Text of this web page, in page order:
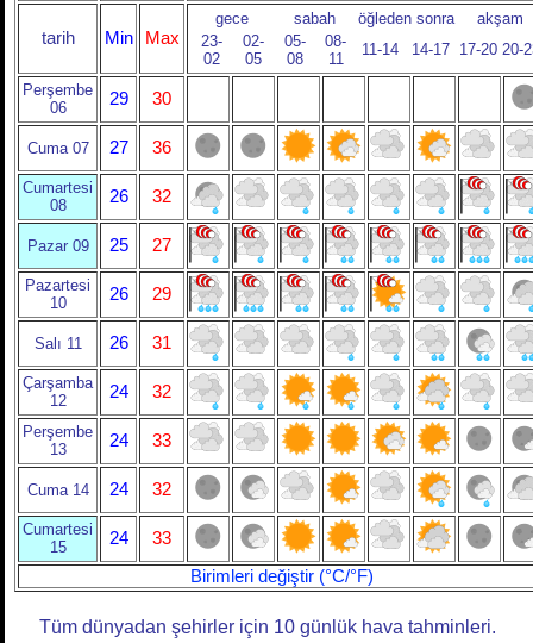
tarih Min Max
gece sabah öğleden sonra
akşam
23-
02
02-
05
05-
08
08-
11
11-14 14-17 17-20 20-
Perşembe
06
29 30
Cuma 07 27 36
Cumartesi
08
26 32
Pazar 09 25 27
Pazartesi
10
26 29
Salı 11 26 31
Çarşamba
12
24 32
Perşembe
13
24 33
Cuma 14 24 32
Cumartesi
15
24
33
Birimleri değiştir (°C/°F)
Tüm dünyadan şehirler için 10 günlük hava tahminleri.